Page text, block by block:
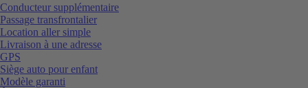
Conducteur supplémentaire
Passage transfrontalier
Location aller simple
Livraison à une adresse
GPS
Siège auto pour enfant
Modèle garanti